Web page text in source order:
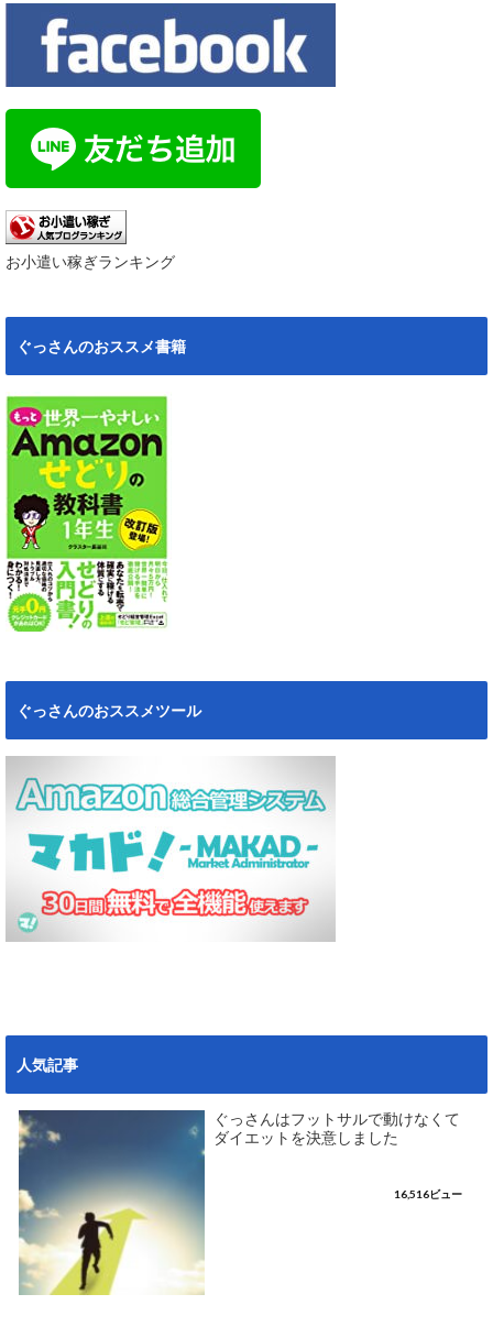
お小遣い稼ぎランキング
ぐっさんのおススメ書籍
ぐっさんのおススメツール
人気記事
ぐっさんはフットサルで動けなくて
ダイエットを決意しました
16,516ビュー